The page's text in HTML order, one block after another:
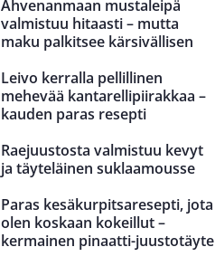
Ahvenanmaan mustaleipä
valmistuu hitaasti – mutta
maku palkitsee kärsivällisen
Leivo kerralla pellillinen
mehevää kantarellipiirakkaa –
kauden paras resepti
Raejuustosta valmistuu kevyt
ja täyteläinen suklaamousse
Paras kesäkurpitsaresepti, jota
olen koskaan kokeillut –
kermainen pinaatti-juustotäyte